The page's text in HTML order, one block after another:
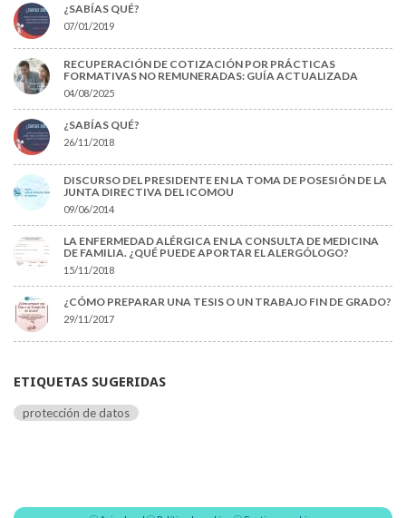
¿SABÍAS QUÉ?
07/01/2019
RECUPERACIÓN DE COTIZACIÓN POR PRÁCTICAS
FORMATIVAS NO REMUNERADAS: GUÍA ACTUALIZADA
04/08/2025
¿SABÍAS QUÉ?
26/11/2018
DISCURSO DEL PRESIDENTE EN LA TOMA DE POSESIÓN DE LA
JUNTA DIRECTIVA DEL ICOMOU
09/06/2014
LA ENFERMEDAD ALÉRGICA EN LA CONSULTA DE MEDICINA
DE FAMILIA. ¿QUÉ PUEDE APORTAR EL ALERGÓLOGO?
15/11/2018
¿CÓMO PREPARAR UNA TESIS O UN TRABAJO FIN DE GRADO?
29/11/2017
ETIQUETAS SUGERIDAS
protección de datos